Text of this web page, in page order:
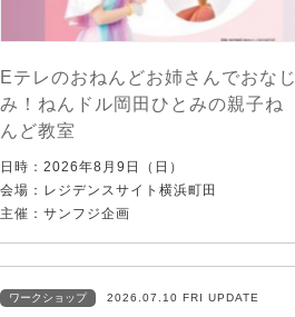
Eテレのおねんどお姉さんでおなじ
み！ねんドル岡田ひとみの親子ね
んど教室
日時：2026年8月9日（日）
会場：レジデンスサイト横浜町田
主催：サンフジ企画
ワークショップ 2026.07.10 FRI UPDATE